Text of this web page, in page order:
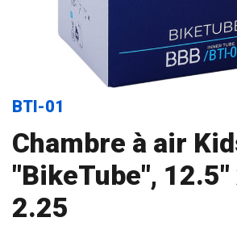
BTI-01
Chambre à air
"BikeTube",
2.25